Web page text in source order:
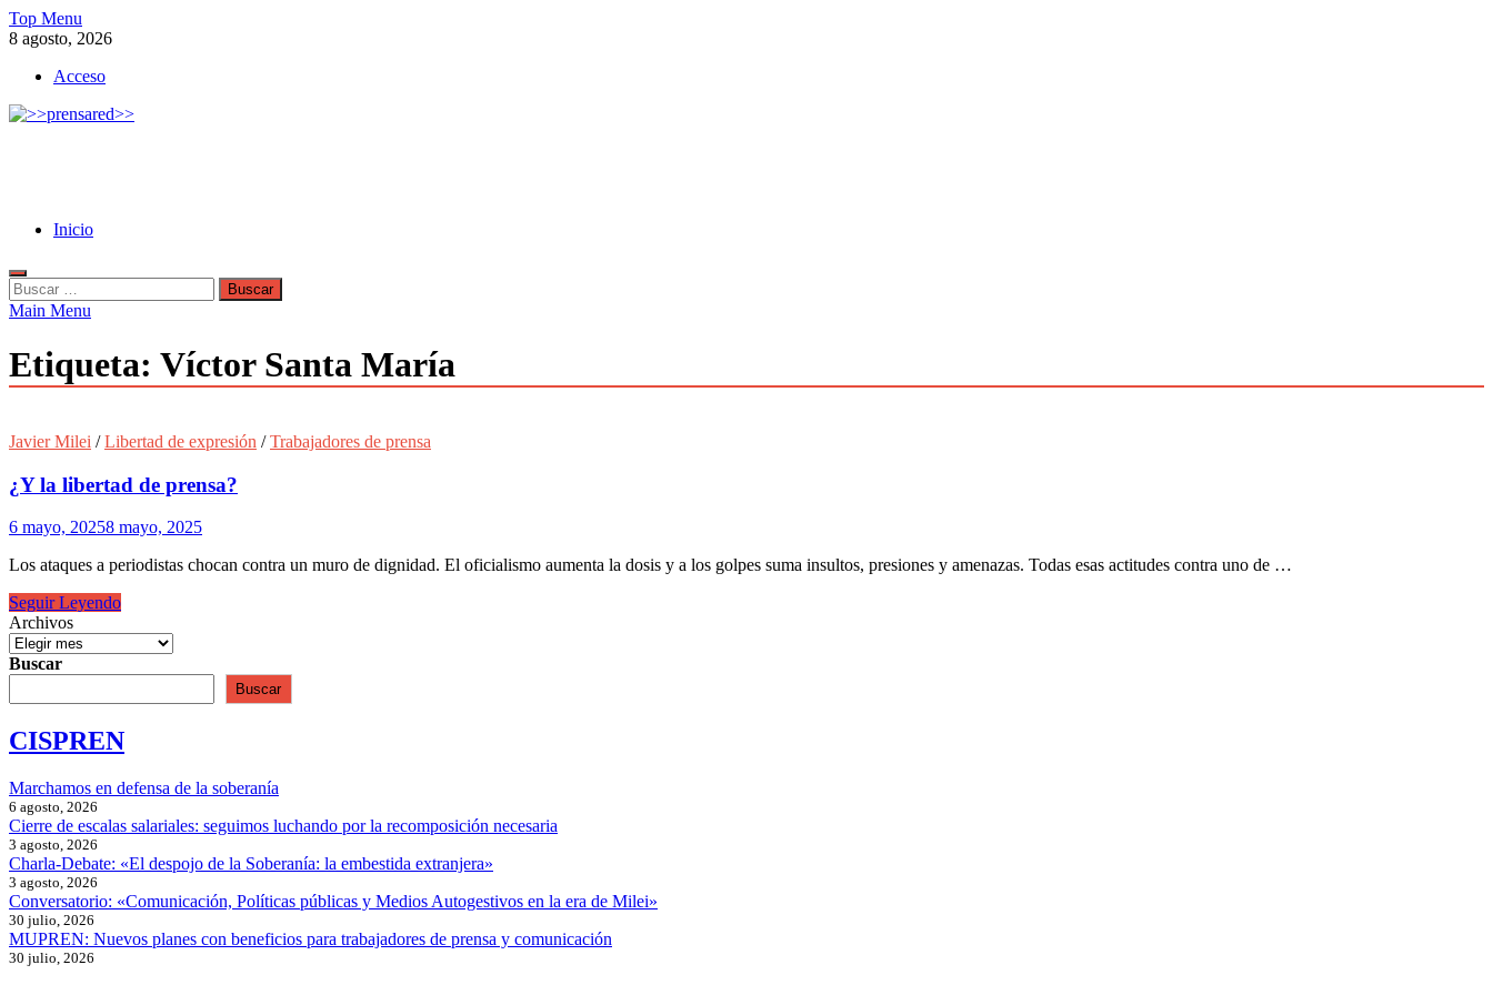
Skip
to
Top Menu
8 agosto, 2026
Acceso
Inicio
Buscar:
Main Menu
Etiqueta: Víctor Santa María
Javier Milei /Libertad de expresión /Trabajadores de prensa
¿Y la libertad de prensa?
6 mayo, 20258 mayo, 2025
Los ataques a periodistas chocan contra un muro de dignidad. El oficialismo aumenta la dosis y a los golpes suma insultos, presiones y amenazas. Todas esas actitudes contra uno de …
¿Y
la
libertad
de
prensa?
Seguir Leyendo
Archivos
Buscar
Buscar
CISPREN
Marchamos en defensa de la soberanía
6 agosto, 2026
Cierre de escalas salariales: seguimos luchando por la recomposición necesaria
3 agosto, 2026
Charla-Debate: «El despojo de la Soberanía: la embestida extranjera»
3 agosto, 2026
Conversatorio: «Comunicación, Políticas públicas y Medios Autogestivos en la era de Milei»
30 julio, 2026
MUPREN: Nuevos planes con beneficios para trabajadores de prensa y comunicación
30 julio, 2026